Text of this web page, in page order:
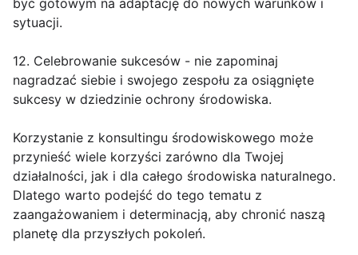
być gotowym na adaptację do nowych warunków i
sytuacji.
12. Celebrowanie sukcesów - nie zapominaj
nagradzać siebie i swojego zespołu za osiągnięte
sukcesy w dziedzinie ochrony środowiska.
Korzystanie z konsultingu środowiskowego może
przynieść wiele korzyści zarówno dla Twojej
działalności, jak i dla całego środowiska naturalnego.
Dlatego warto podejść do tego tematu z
zaangażowaniem i determinacją, aby chronić naszą
planetę dla przyszłych pokoleń.